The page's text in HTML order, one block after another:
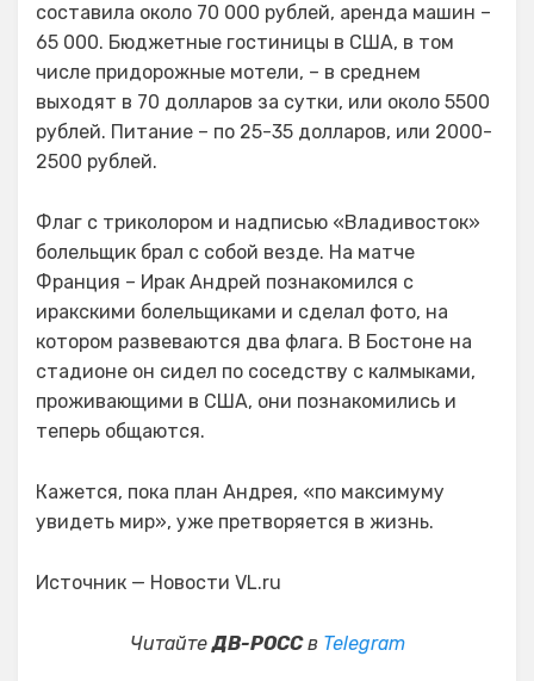
составила около 70 000 рублей, аренда машин –
65 000. Бюджетные гостиницы в США, в том
числе придорожные мотели, – в среднем
выходят в 70 долларов за сутки, или около 5500
рублей. Питание – по 25-35 долларов, или 2000-
2500 рублей.
Флаг с триколором и надписью «Владивосток»
болельщик брал с собой везде. На матче
Франция – Ирак Андрей познакомился с
иракскими болельщиками и сделал фото, на
котором развеваются два флага. В Бостоне на
стадионе он сидел по соседству с калмыками,
проживающими в США, они познакомились и
теперь общаются.
Кажется, пока план Андрея, «по максимуму
увидеть мир», уже претворяется в жизнь.
Источник — Новости VL.ru
ЧитайтеДВ-РОССв Telegram